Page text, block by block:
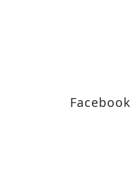
Facebook